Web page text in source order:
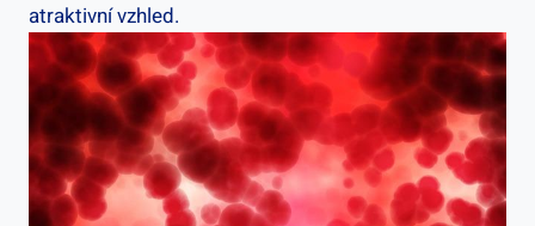
atraktivní vzhled.